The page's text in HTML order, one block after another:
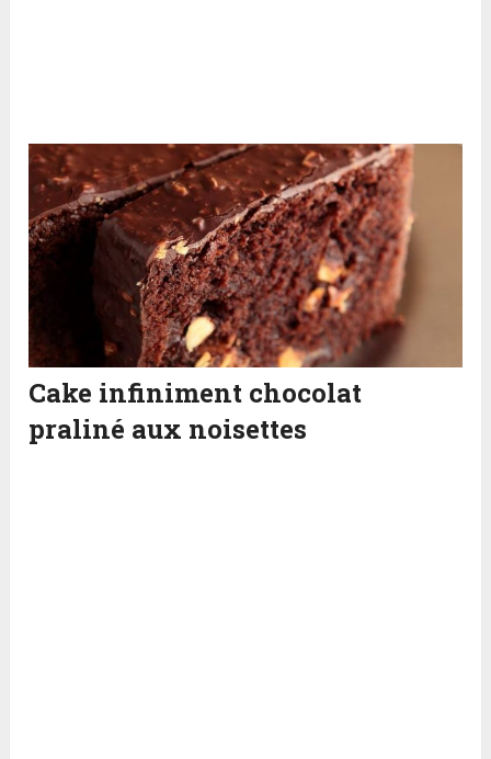
Cake infiniment chocolat
praliné aux noisettes